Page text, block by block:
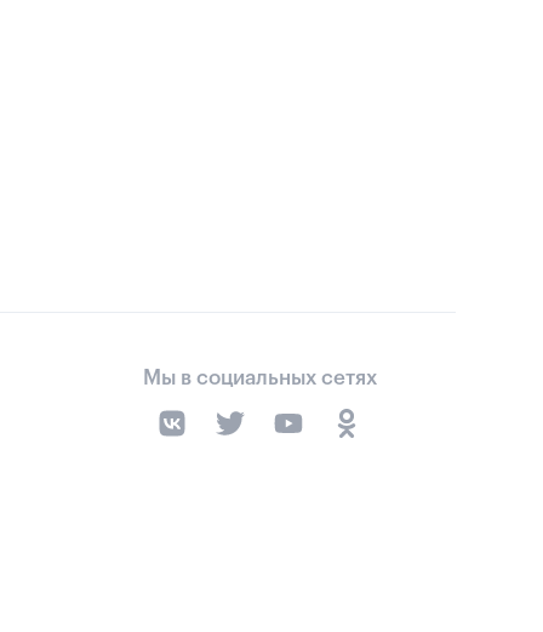
Мы в социальных сетях